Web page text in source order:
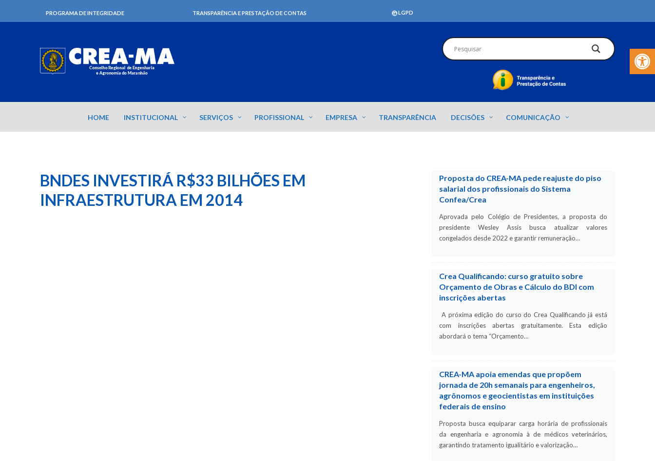
Barra de
PROGRAMA DE INTEGRIDADE TRANSPARÊNCIA E PRESTAÇÃO DE CONTAS LGPD
HOME INSTITUCIONAL SERVIÇOS PROFISSIONAL EMPRESA TRANSPARÊNCIA DECISÕES COMUNICAÇÃO
BNDES INVESTIRÁ R$33 BILHÕES EM
INFRAESTRUTURA EM 2014
Proposta do CREA-MA pede reajuste do piso
salarial dos profissionais do Sistema
Confea/Crea
Aprovada pelo Colégio de Presidentes, a proposta do
presidente Wesley Assis busca atualizar valores
congelados desde 2022 e garantir remuneração…
Crea Qualificando: curso gratuito sobre
Orçamento de Obras e Cálculo do BDI com
inscrições abertas
A próxima edição do curso do Crea Qualificando já está
com inscrições abertas gratuitamente. Esta edição
abordará o tema “Orçamento…
CREA-MA apoia emendas que propõem
jornada de 20h semanais para engenheiros,
agrônomos e geocientistas em instituições
federais de ensino
Proposta busca equiparar carga horária de profissionais
da engenharia e agronomia à de médicos veterinários,
garantindo tratamento igualitário e valorização…